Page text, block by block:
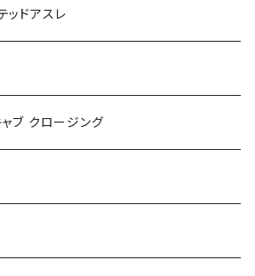
ドアスレ
ブ クロージング